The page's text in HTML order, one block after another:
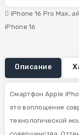
iPhone 16 Pro Max,
iPhone 16
Описание
Смартфон Apple
это воплощение
технологической